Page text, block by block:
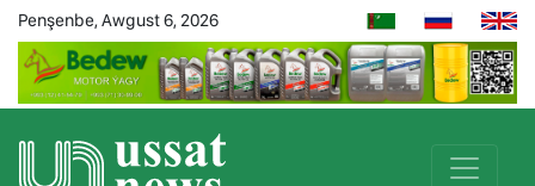
Penşenbe, Awgust 6, 2026